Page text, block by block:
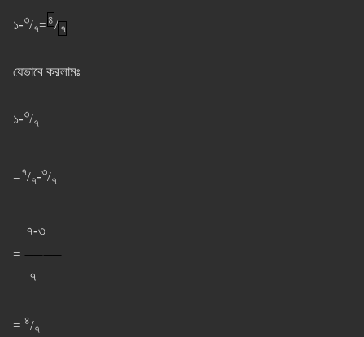
১-৩/৭=৪/৭
যেভাবে করলামঃ
১-৩/৭
=৭/৭-৩/৭
৭-৩
= ⸺⸺
৭
= ৪/৭